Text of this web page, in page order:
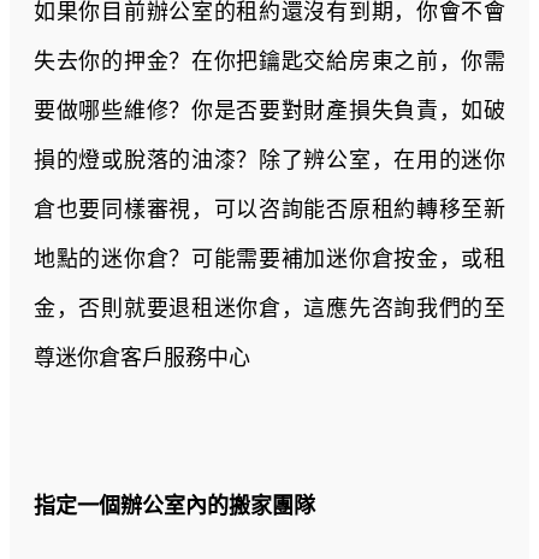
如果你目前辦公室的租約還沒有到期，你會不會
失去你的押金？在你把鑰匙交給房東之前，你需
要做哪些維修？你是否要對財產損失負責，如破
損的燈或脫落的油漆？除了辨公室，在用的迷你
倉也要同樣審視，可以咨詢能否原租約轉移至新
地點的迷你倉？可能需要補加迷你倉按金，或租
金，否則就要退租迷你倉，這應先咨詢我們的至
尊迷你倉客戶服務中心
指定一個辦公室內的搬家團隊